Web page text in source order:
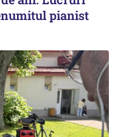
pianist